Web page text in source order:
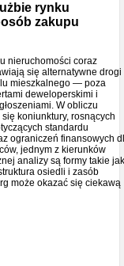
rynku
zakupu
nieruchomości coraz
się alternatywne drogi
mieszkalnego — poza
deweloperskimi i
W obliczu
koniunktury, rosnących
standardu
ograniczeń finansowych
jednym z kierunków
analizy są formy takie jak
osiedli i zasób
może okazać się ciekawą